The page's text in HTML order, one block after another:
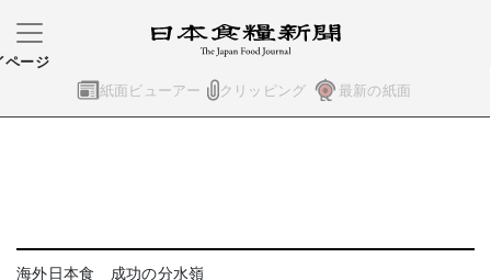
紙面ビューアー クリッピング 最新の紙面
ページ
海外日本食 成功の分水嶺